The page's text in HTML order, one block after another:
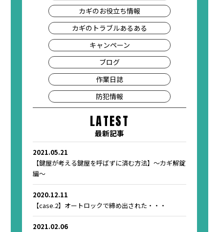
カギのお役立ち情報
カギのトラブルあるある
キャンペーン
ブログ
作業日誌
防犯情報
LATEST
最新記事
2021.05.21
【鍵屋が考える鍵屋を呼ばずに済む方法】～カギ解錠
編～
2020.12.11
【case.2】オートロックで締め出された・・・
2021.02.06